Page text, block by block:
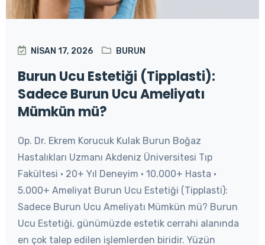
NISAN 17, 2026 BURUN
Burun Ucu Estetiği (Tipplasti):
Sadece Burun Ucu Ameliyatı
Mümkün mü?
Op. Dr. Ekrem Korucuk Kulak Burun Boğaz
Hastalıkları Uzmanı Akdeniz Üniversitesi Tıp
Fakültesi • 20+ Yıl Deneyim • 10.000+ Hasta •
5.000+ Ameliyat Burun Ucu Estetiği (Tipplasti):
Sadece Burun Ucu Ameliyatı Mümkün mü? Burun
Ucu Estetiği, günümüzde estetik cerrahi alanında
en çok talep edilen işlemlerden biridir. Yüzün